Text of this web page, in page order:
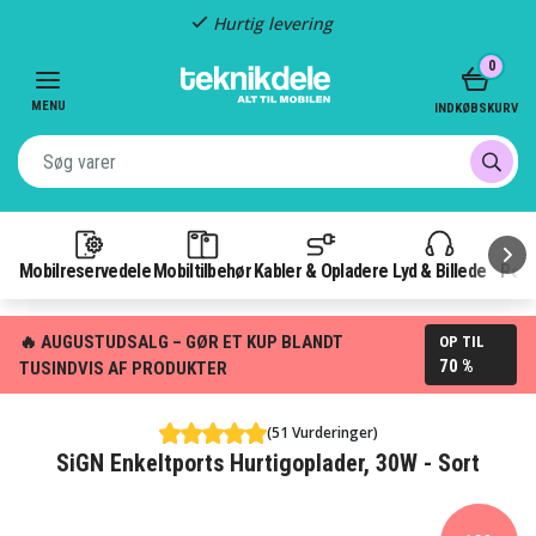
Hurtig levering
MENU
Mobilreservedele Mobiltilbehør Kabler & Opladere Lyd & Billede
0
INDKØBSKURV
🔥 AUGUSTUDSALG – GØR ET KUP BLANDT
TUSINDVIS AF PRODUKTER
OP TIL
70 %
(51 Vurderinger)
SiGN Enkeltports Hurtigoplader, 30W - Sort